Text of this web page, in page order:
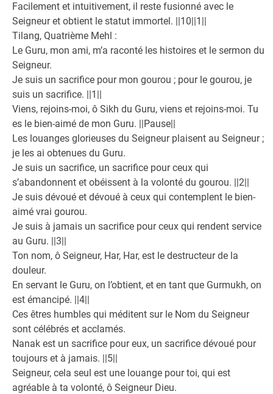
Facilement et intuitivement, il reste fusionné avec le
Seigneur et obtient le statut immortel. ||10||1||
Tilang, Quatrième Mehl :
Le Guru, mon ami, m’a raconté les histoires et le sermon du
Seigneur.
Je suis un sacrifice pour mon gourou ; pour le gourou, je
suis un sacrifice. ||1||
Viens, rejoins-moi, ô Sikh du Guru, viens et rejoins-moi. Tu
es le bien-aimé de mon Guru. ||Pause||
Les louanges glorieuses du Seigneur plaisent au Seigneur ;
je les ai obtenues du Guru.
Je suis un sacrifice, un sacrifice pour ceux qui
s’abandonnent et obéissent à la volonté du gourou. ||2||
Je suis dévoué et dévoué à ceux qui contemplent le bien-
aimé vrai gourou.
Je suis à jamais un sacrifice pour ceux qui rendent service
au Guru. ||3||
Ton nom, ô Seigneur, Har, Har, est le destructeur de la
douleur.
En servant le Guru, on l’obtient, et en tant que Gurmukh, on
est émancipé. ||4||
Ces êtres humbles qui méditent sur le Nom du Seigneur
sont célébrés et acclamés.
Nanak est un sacrifice pour eux, un sacrifice dévoué pour
toujours et à jamais. ||5||
Seigneur, cela seul est une louange pour toi, qui est
agréable à ta volonté, ô Seigneur Dieu.